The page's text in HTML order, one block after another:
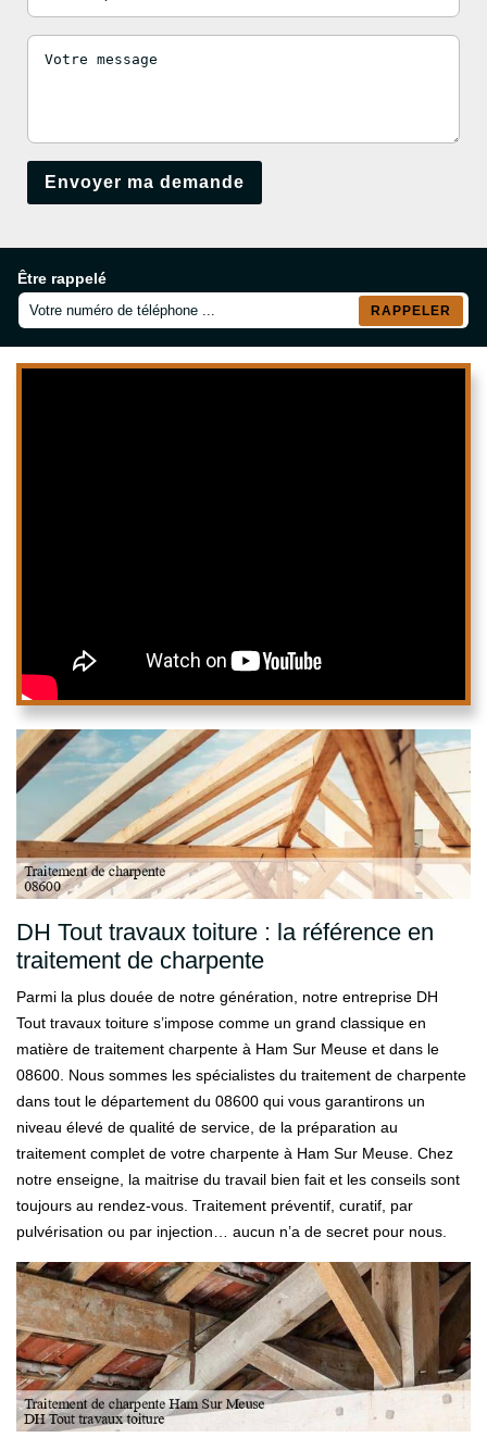
Être rappelé
DH Tout travaux toiture : la référence en
traitement de charpente
Parmi la plus douée de notre génération, notre entreprise DH
Tout travaux toiture s’impose comme un grand classique en
matière de traitement charpente à Ham Sur Meuse et dans le
08600. Nous sommes les spécialistes du traitement de charpente
dans tout le département du 08600 qui vous garantirons un
niveau élevé de qualité de service, de la préparation au
traitement complet de votre charpente à Ham Sur Meuse. Chez
notre enseigne, la maitrise du travail bien fait et les conseils sont
toujours au rendez-vous. Traitement préventif, curatif, par
pulvérisation ou par injection… aucun n’a de secret pour nous.